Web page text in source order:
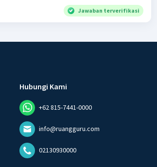
tradisional e. produk tentang nilai dalam
kondisi geografis atau lingkungan
Jawaban terverifikasi
Hubungi Kami
+62 815-7441-0000
info@ruangguru.com
02130930000